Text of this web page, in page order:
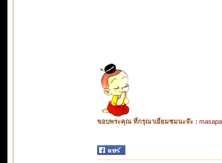
ขอบพระคุณ ที่กรุณาเยี่ยมชมนะจ๊ะ :